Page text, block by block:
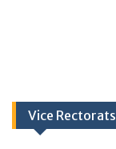
Vice Rectorats